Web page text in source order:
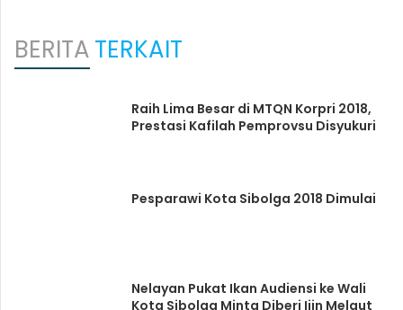
BERITATERKAIT
Raih Lima Besar di MTQN Korpri 2018,
Prestasi Kafilah Pemprovsu Disyukuri
Pesparawi Kota Sibolga 2018 Dimulai
Nelayan Pukat Ikan Audiensi ke Wali
Kota Sibolga Minta Diberi Ijin Melaut